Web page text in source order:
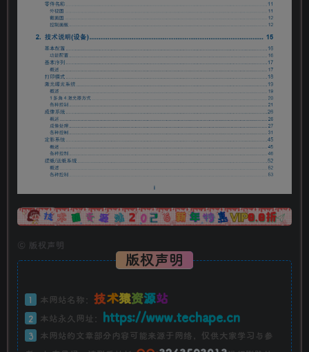
广告
© 版权声明
版权声明
1 本网站名称： 技术猿资源站
2 本站永久网址： https://www.techape.cn
3
本网站的文章部分内容可能来源于网络，仅供大家学习与参